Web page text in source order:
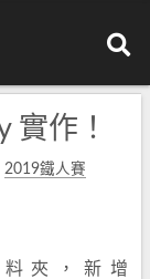
實作！
2019鐵人賽
料夾，新增